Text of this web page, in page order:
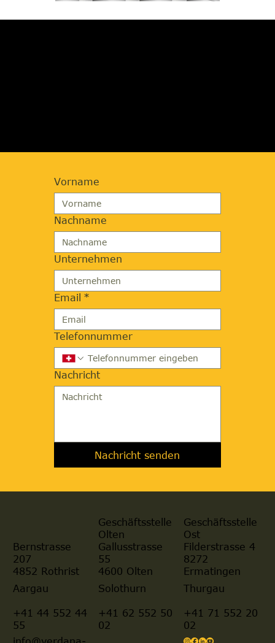
Vorname
Nachname
Unternehmen
Email *
Telefonnummer
Nachricht
Nachricht senden
Bernstrasse
207
4852 Rothrist
Geschäftsstelle
Olten
Gallusstrasse
55
4600 Olten
Geschäftsstelle
Ost
Filderstrasse 4
8272
Ermatingen
Aargau
+41 44 552 44
55
Solothurn
+41 62 552 50
02
Thurgau
+41 71 552 20
02
info@verdana-